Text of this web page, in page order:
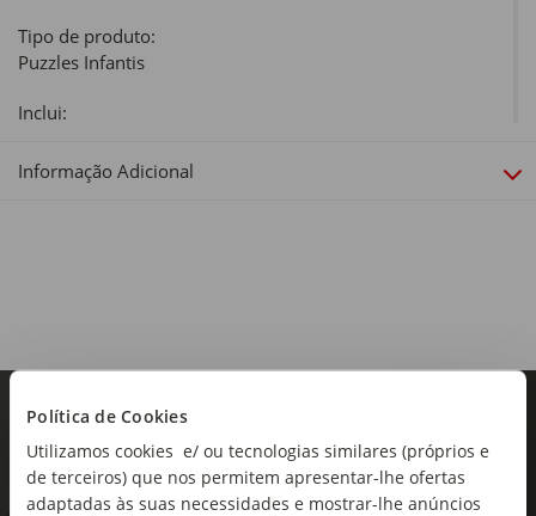
Política de Cookies
Utilizamos cookies e/ ou tecnologias similares (próprios e
de terceiros) que nos permitem apresentar-lhe ofertas
adaptadas às suas necessidades e mostrar-lhe anúncios
Tipo de produto:
Puzzles Infantis
Inclui:
Cartão
Dimensões:
12 x 18 cm
Informação Adicional